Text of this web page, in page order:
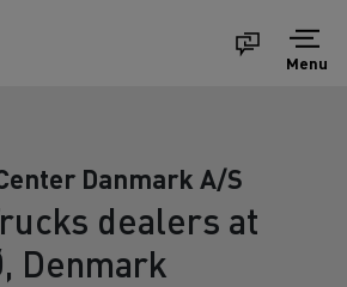
Menu
Danmark A/S
dealers at
Denmark